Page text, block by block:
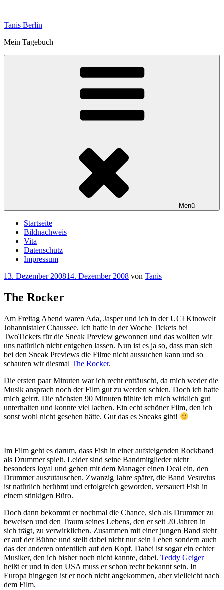
springen
Tanis Berlin
Mein Tagebuch
Menü
Startseite
Bildnachweis
Vita
Datenschutz
Impressum
Veröffentlicht
13. Dezember 200814. Dezember 2008 von Tanis
The Rocker
Am Freitag Abend waren Ada, Jasper und ich in der UCI Kinowelt
Johannistaler Chaussee. Ich hatte in der Woche Tickets bei
TwoTickets für die Sneak Preview gewonnen und das wollten wir
uns natürlich nicht entgehen lassen. Nun ist es ja so, dass man sich
bei den Sneak Previews die Filme nicht aussuchen kann und so
schauten wir diesmal The Rocker.
Die ersten paar Minuten war ich recht enttäuscht, da mich weder die
Musik ansprach noch der Film gut zu werden schien. Doch ich hatte
mich geirrt. Die nächsten 90 Minuten fühlte ich mich wirklich gut
unterhalten und konnte viel lachen. Ein echt schöner Film, den ich
sonst wohl nicht gesehen hätte. Gut das es Sneaks gibt!
Im Film geht es darum, dass Fish in einer aufsteigenden Rockband
als Drummer spielt. Leider sind seine Bandmitglieder nicht
besonders loyal und gehen mit dem Manager einen Deal ein, den
Drummer auszutauschen. Zwanzig Jahre später, die Band Vesuvius
ist natürlich berühmt und erfolgreich geworden, versauert Fish in
einem stinkigen Büro.
Doch dann bekommt er nochmal die Chance, sich als Drummer zu
beweisen und den Traum seines Lebens, den er seit 20 Jahren in
sich trägt, zu verwirklichen. Zusammen mit einer jungen Band steht
er auf der Bühne und stellt dabei nicht nur sein Leben sondern auch
das der anderen ordentlich auf den Kopf. Dabei ist sogar ein echter
Musiker, den ich bisher noch nicht kannte, dabei. Teddy Geiger
heißt er und in den USA muss er schon recht bekannt sein. In
Europa hingegen ist er noch nicht angekommen, aber vielleicht nach
dem Film.